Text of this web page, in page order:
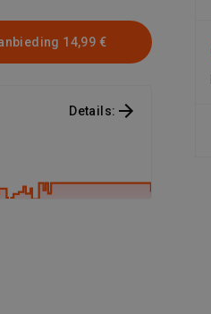
in beslag neemt. Dankzij
hoes niet alleen
je laptop altijd
14,99 €
Details: